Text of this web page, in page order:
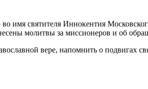
во имя святителя Иннокентия
молитвы за миссионеров и об
вере, напомнить о подвигах